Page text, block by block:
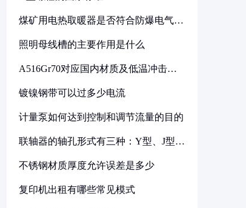
煤矿用电热取暖器是否符合防爆电气设
照明母线槽的主要作用是什么
A516Gr70对应国内材质及低温冲击要
镀镍钢带可以过多少电流
计量泵如何达到控制和调节流量的目的
联轴器的轴孔形式有三种：Y型、J型、
不锈钢材质厚度允许误差是多少
复印机出租有哪些常见模式